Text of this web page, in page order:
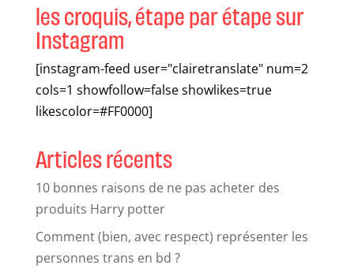
les croquis, étape par étape sur
Instagram
[instagram-feed user="clairetranslate" num=2
cols=1 showfollow=false showlikes=true
likescolor=#FF0000]
Articles récents
10 bonnes raisons de ne pas acheter des
produits Harry potter
Comment (bien, avec respect) représenter les
personnes trans en bd ?